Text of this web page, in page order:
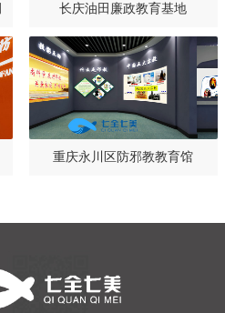
长庆油田廉政教育基地
重庆永川区防邪教教育馆